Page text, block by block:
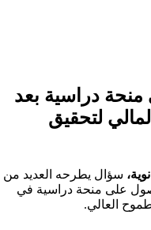
دراسية بعد
لتحقيق
سؤال يطرحه العديد من
على منحة دراسية في
العالي.